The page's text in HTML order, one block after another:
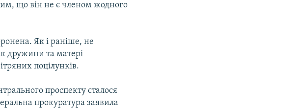
що він не є членом жодного
Як і раніше, не
дружини та матері
поцілунків.
проспекту сталося
прокуратура заявила